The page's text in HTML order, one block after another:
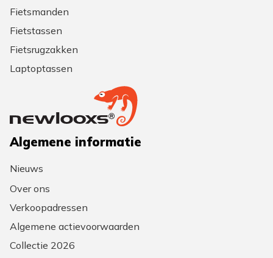
Fietsmanden
Fietstassen
Fietsrugzakken
Laptoptassen
Algemene informatie
Nieuws
Over ons
Verkoopadressen
Algemene actievoorwaarden
Collectie 2026